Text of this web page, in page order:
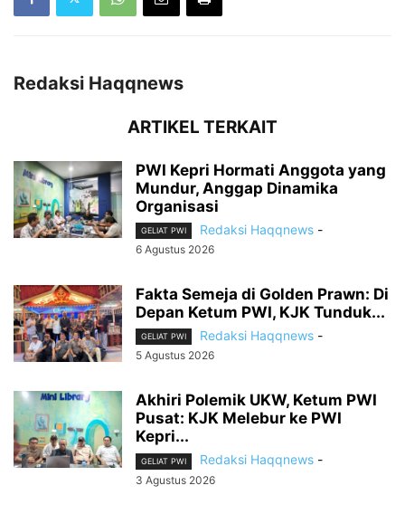
Redaksi Haqqnews
ARTIKEL TERKAIT
PWI Kepri Hormati Anggota yang
Mundur, Anggap Dinamika
Organisasi
GELIAT PWI Redaksi Haqqnews -
6 Agustus 2026
Fakta Semeja di Golden Prawn: Di
Depan Ketum PWI, KJK Tunduk...
GELIAT PWI Redaksi Haqqnews -
5 Agustus 2026
Akhiri Polemik UKW, Ketum PWI
Pusat: KJK Melebur ke PWI
Kepri...
GELIAT PWI Redaksi Haqqnews -
3 Agustus 2026